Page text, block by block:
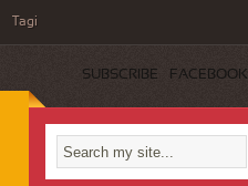
Tagi
SUBSCRIBE FACEBOOK